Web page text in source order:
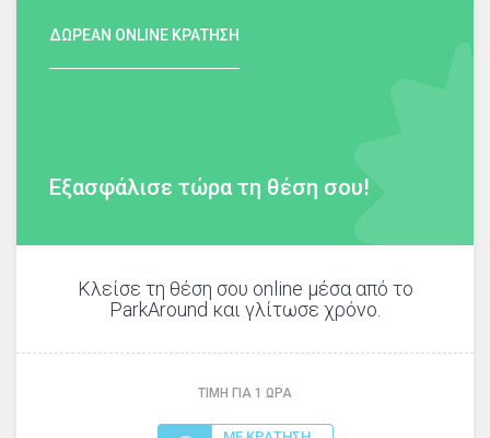
ΔΩΡΕΑΝ ONLINE ΚΡΑΤΗΣΗ
Εξασφάλισε τώρα τη θέση σου!
Κλείσε τη θέση σου online μέσα από το
ParkAround και γλίτωσε χρόνο.
ΤΙΜΗ ΓΙΑ 1 ΩΡΑ